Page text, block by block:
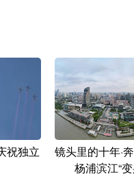
祝独立
镜头里的十年·
杨浦滨江“